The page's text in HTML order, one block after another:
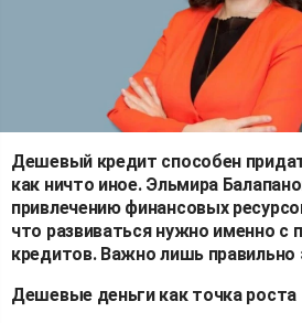
Дешевый кредит способен
как ничто иное. Эльмира
привлечению финансовых
что развиваться нужно именно
кредитов. Важно лишь правильно
Дешевые деньги как точка роста